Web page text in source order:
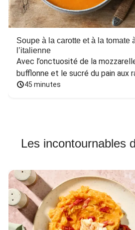
Soupe à la carotte et à la tomate
l’italienne
Avec l’onctuosité de la
bufflonne et le sucré du pain aux
et aux noix
45 minutes
Les incontournables